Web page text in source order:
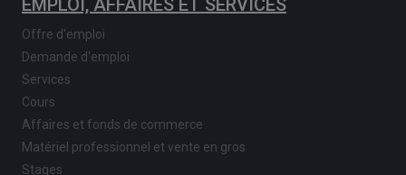
EMPLOI, AFFAIRES ET SERVICES
Offre d'emploi
Demande d'emploi
Services
Cours
Affaires et fonds de commerce
Matériel professionnel et vente en gros
Stages